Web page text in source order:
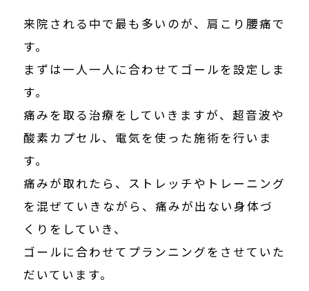
来院される中で最も多いのが、肩こり腰痛で
す。
まずは一人一人に合わせてゴールを設定しま
す。
痛みを取る治療をしていきますが、超音波や
酸素カプセル、電気を使った施術を行いま
す。
痛みが取れたら、ストレッチやトレーニング
を混ぜていきながら、痛みが出ない身体づ
くりをしていき、
ゴールに合わせてプランニングをさせていた
だいています。